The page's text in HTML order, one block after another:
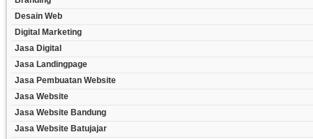
Desain Web
Digital Marketing
Jasa Digital
Jasa Landingpage
Jasa Pembuatan Website
Jasa Website
Jasa Website Bandung
Jasa Website Batujajar